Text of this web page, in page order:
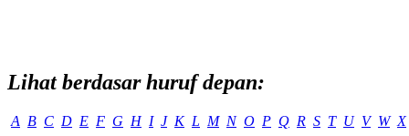
Lihat berdasar huruf depan:
A B C D E F G H I J K L M N O P Q R S T U V W X